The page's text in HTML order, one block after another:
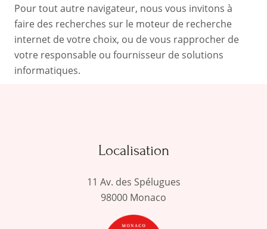
Pour tout autre navigateur, nous vous invitons à
faire des recherches sur le moteur de recherche
internet de votre choix, ou de vous rapprocher de
votre responsable ou fournisseur de solutions
informatiques.
Localisation
11 Av. des Spélugues
98000 Monaco